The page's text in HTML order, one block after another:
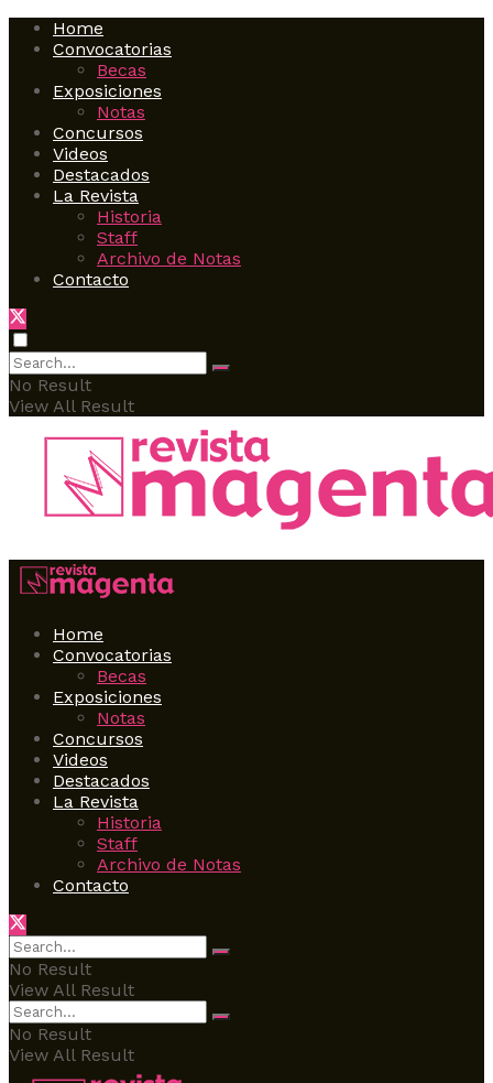
Home
Convocatorias
Becas
Exposiciones
Notas
Concursos
Videos
Destacados
La Revista
Historia
Staff
Archivo de Notas
Contacto
No Result
View All Result
Home
Convocatorias
Becas
Exposiciones
Notas
Concursos
Videos
Destacados
La Revista
Historia
Staff
Archivo de Notas
Contacto
No Result
View All Result
No Result
View All Result